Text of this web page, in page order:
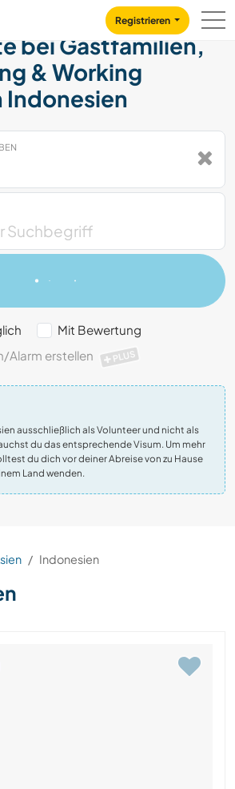
Registrieren
bei Gastfamilien,
& Working
Indonesien
Mit Bewertung
Alarm erstellen
PLUS
ausschließlich als Volunteer und nicht als
du das entsprechende Visum. Um mehr
du dich vor deiner Abreise von zu Hause
Land wenden.
Indonesien